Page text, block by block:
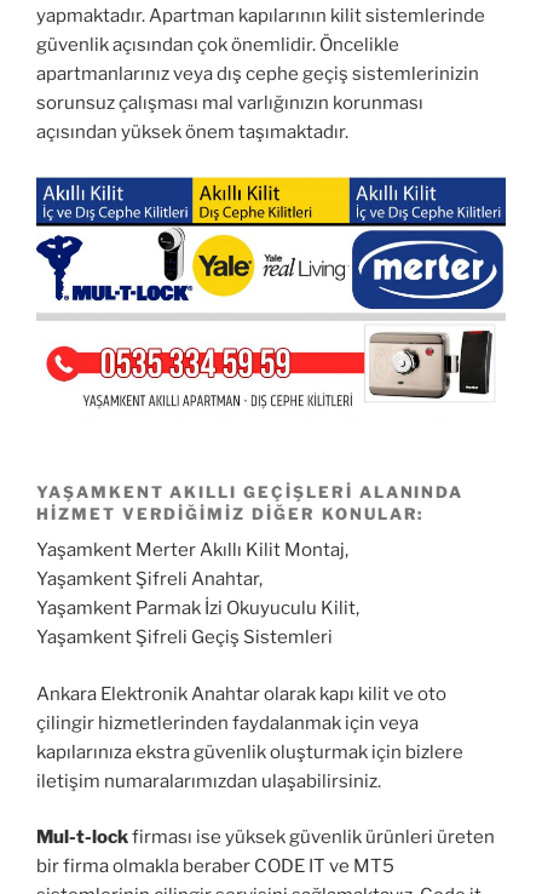
yapmaktadır. Apartman kapılarının kilit sistemlerinde
güvenlik açısından çok önemlidir. Öncelikle
apartmanlarınız veya dış cephe geçiş sistemlerinizin
sorunsuz çalışması mal varlığınızın korunması
açısından yüksek önem taşımaktadır.
YAŞAMKENT AKILLI GEÇIŞLERI ALANINDA
HIZMET VERDIĞIMIZ DIĞER KONULAR:
Yaşamkent Merter Akıllı Kilit Montaj,
Yaşamkent Şifreli Anahtar,
Yaşamkent Parmak İzi Okuyuculu Kilit,
Yaşamkent Şifreli Geçiş Sistemleri
Ankara Elektronik Anahtar olarak kapı kilit ve oto
çilingir hizmetlerinden faydalanmak için veya
kapılarınıza ekstra güvenlik oluşturmak için bizlere
iletişim numaralarımızdan ulaşabilirsiniz.
Mul-t-lockfirması ise yüksek güvenlik ürünleri üreten
bir firma olmakla beraber CODE IT ve MT5